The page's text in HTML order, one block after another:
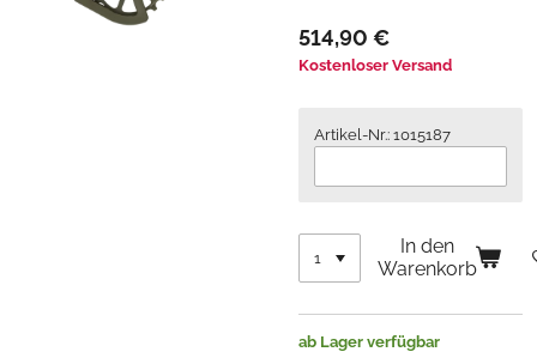
514,90 €
Kostenloser Versand
Artikel-Nr.: 1015187
In den
Warenkorb
ab Lager verfügbar